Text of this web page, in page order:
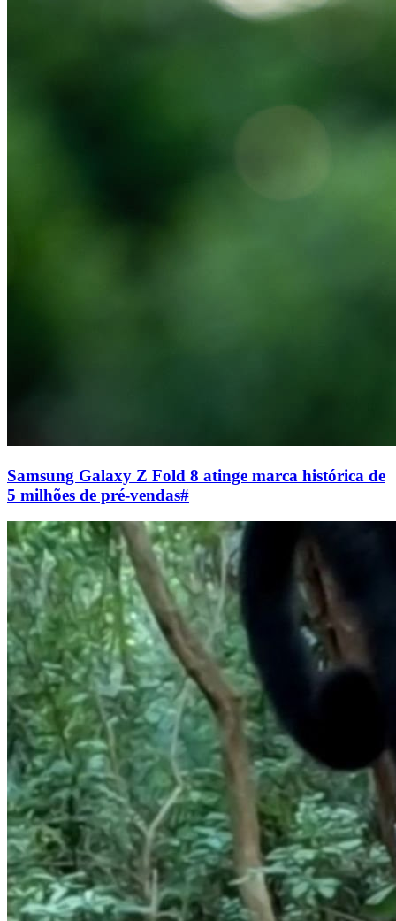
Samsung Galaxy Z Fold 8 atinge marca histórica de
5 milhões de pré-vendas#